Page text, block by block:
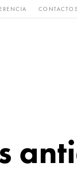
CONTACTOS
Raro y